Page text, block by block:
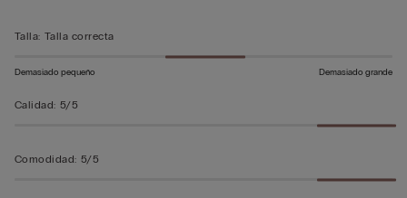
5
Talla: Talla correcta
Demasiado pequeño Demasiado grande
Calidad: 5/5
Comodidad: 5/5